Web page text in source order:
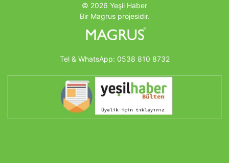
© 2026 Yeşil Haber
Bir Magrus projesidir.
Tel & WhatsApp: 0538 810 8732